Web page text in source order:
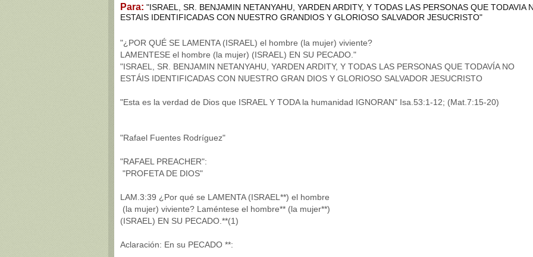
Para: "ISRAEL, SR. BENJAMIN NETANYAHU, YARDEN ARDITY, Y TODAS LAS PERSONAS QUE TODAVIA
ESTAIS IDENTIFICADAS CON NUESTRO GRANDIOS Y GLORIOSO SALVADOR JESUCRISTO"
"¿POR QUÉ SE LAMENTA (ISRAEL) el hombre (la mujer) viviente?
LAMENTESE el hombre (la mujer) (ISRAEL) EN SU PECADO."
"ISRAEL, SR. BENJAMIN NETANYAHU, YARDEN ARDITY, Y TODAS LAS PERSONAS QUE TODAVÍA NO
ESTÁIS IDENTIFICADAS CON NUESTRO GRAN DIOS Y GLORIOSO SALVADOR JESUCRISTO
"Esta es la verdad de Dios que ISRAEL Y TODA la humanidad IGNORAN" Isa.53:1-12; (Mat.7:15-20)
"Rafael Fuentes Rodríguez"
"RAFAEL PREACHER":
"PROFETA DE DIOS"
LAM.3:39 ¿Por qué se LAMENTA (ISRAEL**) el hombre
(la mujer) viviente? Laméntese el hombre** (la mujer**)
(ISRAEL) EN SU PECADO.**(1)
Aclaración: En su PECADO **: